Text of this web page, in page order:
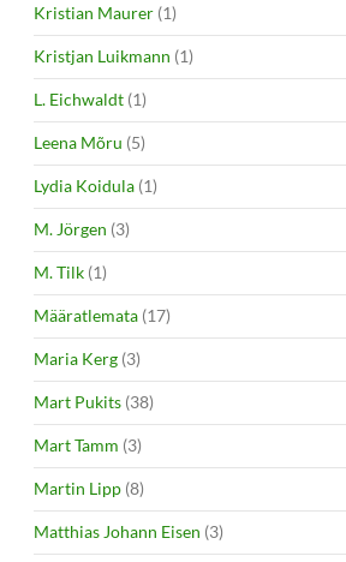
Kristian Maurer (1)
Kristjan Luikmann (1)
L. Eichwaldt (1)
Leena Mõru (5)
Lydia Koidula (1)
M. Jörgen (3)
M. Tilk (1)
Määratlemata (17)
Maria Kerg (3)
Mart Pukits (38)
Mart Tamm (3)
Martin Lipp (8)
Matthias Johann Eisen (3)